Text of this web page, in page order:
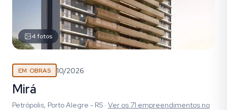
4fotos
EM OBRAS 10/2026
Mirá
Petrópolis, Porto Alegre - RS · Ver os 71 empreendimentos no